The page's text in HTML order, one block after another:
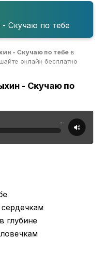
Скучаю по тебе
- Скучаю по тебе в
онлайн бесплатно
- Скучаю по
...
глубине